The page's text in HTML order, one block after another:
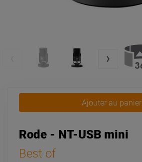
Ajouter au panier
Rode - NT-USB mini
Best of